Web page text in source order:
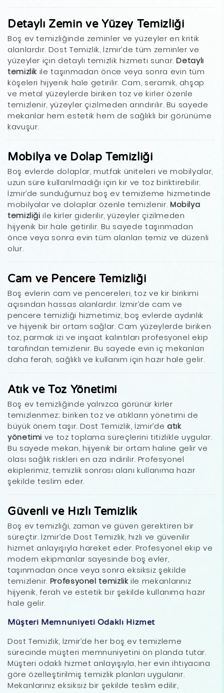
Detaylı Zemin ve Yüzey Temizliği
Boş ev temizliğinde zeminler ve yüzeyler en kritik
alanlardır. Dost Temizlik, İzmir’de tüm zeminler ve
yüzeyler için detaylı temizlik hizmeti sunar.Detaylı
temizlik ile taşınmadan önce veya sonra evin tüm
köşeleri hijyenik hale getirilir. Cam, seramik, ahşap
ve metal yüzeylerde biriken toz ve kirler özenle
temizlenir, yüzeyler çizilmeden arındırılır. Bu sayede
mekanlar hem estetik hem de sağlıklı bir görünüme
kavuşur.
Mobilya ve Dolap Temizliği
Boş evlerde dolaplar, mutfak üniteleri ve mobilyalar,
uzun süre kullanılmadığı için kir ve toz biriktirebilir.
İzmir’de sunduğumuz boş ev temizleme hizmetinde
mobilyalar ve dolaplar özenle temizlenir. Mobilya
temizliği ile kirler giderilir, yüzeyler çizilmeden
hijyenik bir hale getirilir. Bu sayede taşınmadan
önce veya sonra evin tüm alanları temiz ve düzenli
olur.
Cam ve Pencere Temizliği
Boş evlerin cam ve pencereleri, toz ve kir birikimi
açısından hassas alanlardır. İzmir’de cam ve
pencere temizliği hizmetimiz, boş evlerde aydınlık
ve hijyenik bir ortam sağlar. Cam yüzeylerde biriken
toz, parmak izi ve inşaat kalıntıları profesyonel ekip
tarafından temizlenir. Bu sayede evin iç mekanları
daha ferah, sağlıklı ve kullanım için hazır hale gelir.
Atık ve Toz Yönetimi
Boş ev temizliğinde yalnızca görünür kirler
temizlenmez; biriken toz ve atıkların yönetimi de
büyük önem taşır. Dost Temizlik, İzmir’de atık
yönetimi ve toz toplama süreçlerini titizlikle uygular.
Bu sayede mekan, hijyenik bir ortam haline gelir ve
olası sağlık riskleri en aza indirilir. Profesyonel
ekiplerimiz, temizlik sonrası alanı kullanıma hazır
şekilde teslim eder.
Güvenli ve Hızlı Temizlik
Boş ev temizliği, zaman ve güven gerektiren bir
süreçtir. İzmir’de Dost Temizlik, hızlı ve güvenilir
hizmet anlayışıyla hareket eder. Profesyonel ekip ve
modern ekipmanlar sayesinde boş evler,
taşınmadan önce veya sonra eksiksiz şekilde
temizlenir. Profesyonel temizlikile mekanlarınız
hijyenik, ferah ve estetik bir şekilde kullanıma hazır
hale gelir.
Müşteri Memnuniyeti Odaklı Hizmet
Dost Temizlik, İzmir’de her boş ev temizleme
sürecinde müşteri memnuniyetini ön planda tutar.
Müşteri odaklı hizmet anlayışıyla, her evin ihtiyacına
göre özelleştirilmiş temizlik planları uygulanır.
Mekanlarınız eksiksiz bir şekilde teslim edilir,